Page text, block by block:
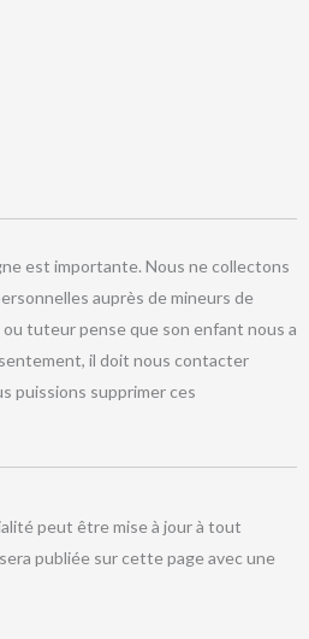
est importante. Nous ne collectons
auprès de mineurs de
ou tuteur pense que son enfant nous a
il doit nous contacter
puissions supprimer ces
peut être mise à jour à tout
publiée sur cette page avec une